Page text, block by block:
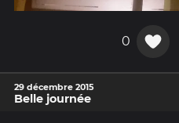
0
29 décembre 2015
Belle journée